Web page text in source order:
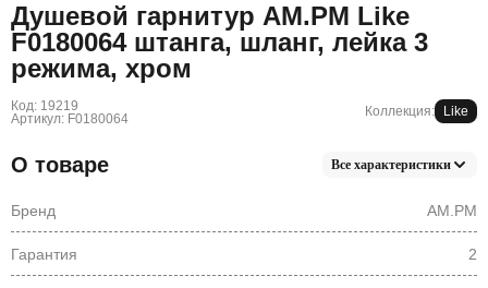
Душевой гарнитур AM.PM Like
F0180064 штанга, шланг, лейка 3
режима, хром
Код: 19219
Артикул: F0180064
Коллекция: Like
О товаре Все характеристики
Бренд AM.PM
Гарантия 2